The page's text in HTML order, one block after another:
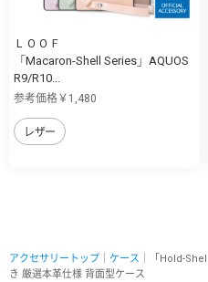
ＬＯＯＦ
「Macaron-Shell Series」AQUOS
R9/R10...
参考価格￥1,480
レザー
アクセサリートップ ケース ｜「Hold-
き 厳選本革仕様 背面型ケース